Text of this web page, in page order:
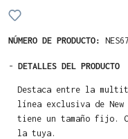
NÚMERO DE PRODUCTO:
- DETALLES DEL PRODUCTO
Destaca entre la
línea exclusiva de
tiene un tamaño fijo.
la tuya.